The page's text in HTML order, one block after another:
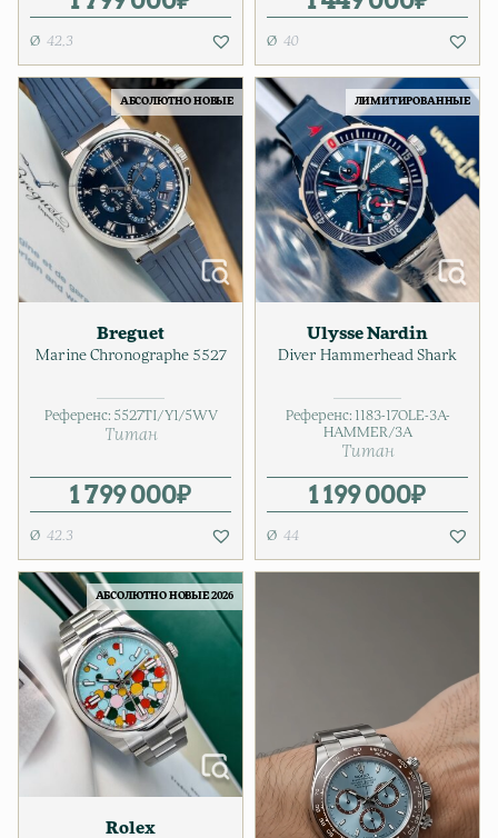
42,3 40
АБСОЛЮТНО НОВЫЕ
Breguet
Marine Chronographe 5527
Референс: 5527TI/Y1/5WV
Титан
1 799 000₽
42.3
ЛИМИТИРОВАННЫЕ
Ulysse Nardin
Diver Hammerhead Shark
Референс: 1183-17OLE-3A-
HAMMER/3A
Титан
1 199 000₽
44
АБСОЛЮТНО НОВЫЕ 2026
Rolex